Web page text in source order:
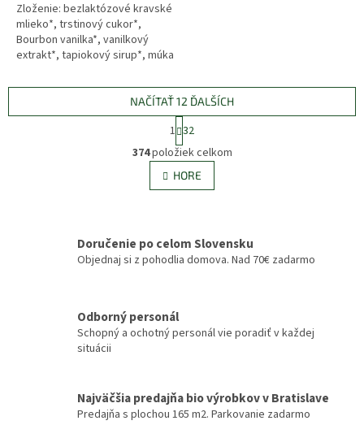
Zloženie: bezlaktózové kravské
mlieko*, trstinový cukor*,
Bourbon vanilka*, vanilkový
extrakt*, tapiokový sirup*, múka
citrónová šťava*, enzým...
O
v
l
á
c
i
e
k
p
i
NAČÍTAŤ 12 ĎALŠÍCH
t
r
á
n
k
n
i
1 32
374položiek celkom
HORE
Doručenie po celom Slovensku
Objednaj si z pohodlia domova. Nad 70€ zadarmo
Odborný personál
Schopný a ochotný personál vie poradiť v každej
situácii
Najväčšia predajňa bio výrobkov v Bratislave
Predajňa s plochou 165 m2. Parkovanie zadarmo